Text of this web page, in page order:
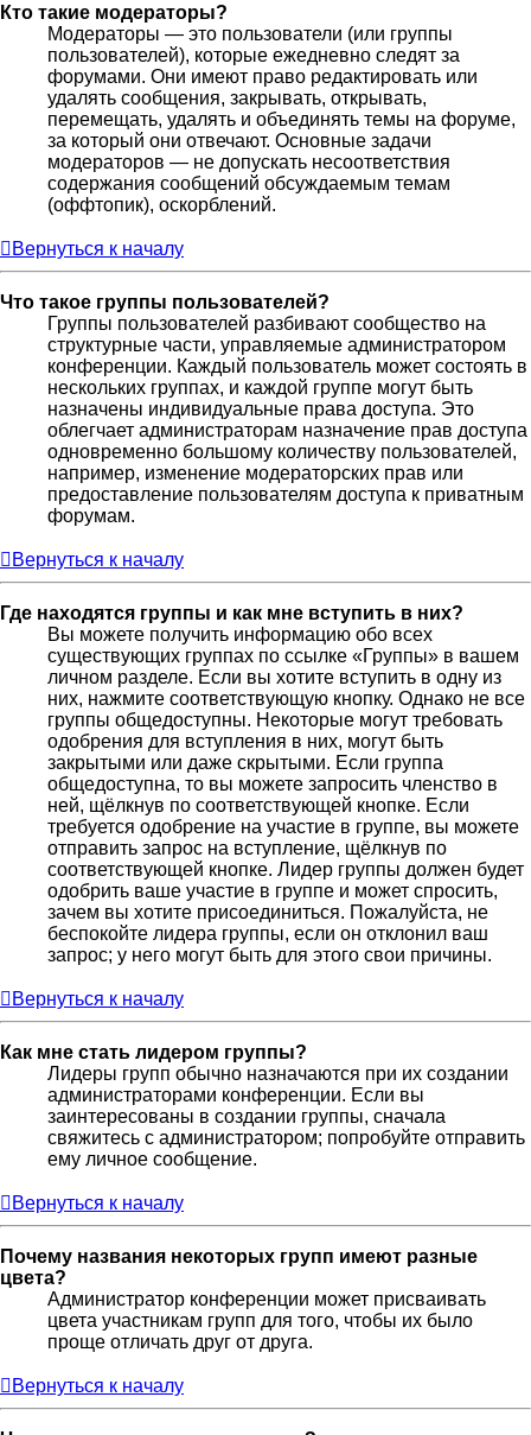
Кто такие модераторы?
Модераторы — это пользователи (или группы
пользователей), которые ежедневно следят за
форумами. Они имеют право редактировать или
удалять сообщения, закрывать, открывать,
перемещать, удалять и объединять темы на форуме,
за который они отвечают. Основные задачи
модераторов — не допускать несоответствия
содержания сообщений обсуждаемым темам
(оффтопик), оскорблений.
Вернуться к началу
Что такое группы пользователей?
Группы пользователей разбивают сообщество на
структурные части, управляемые администратором
конференции. Каждый пользователь может состоять в
нескольких группах, и каждой группе могут быть
назначены индивидуальные права доступа. Это
облегчает администраторам назначение прав доступа
одновременно большому количеству пользователей,
например, изменение модераторских прав или
предоставление пользователям доступа к приватным
форумам.
Вернуться к началу
Где находятся группы и как мне вступить в них?
Вы можете получить информацию обо всех
существующих группах по ссылке «Группы» в вашем
личном разделе. Если вы хотите вступить в одну из
них, нажмите соответствующую кнопку. Однако не все
группы общедоступны. Некоторые могут требовать
одобрения для вступления в них, могут быть
закрытыми или даже скрытыми. Если группа
общедоступна, то вы можете запросить членство в
ней, щёлкнув по соответствующей кнопке. Если
требуется одобрение на участие в группе, вы можете
отправить запрос на вступление, щёлкнув по
соответствующей кнопке. Лидер группы должен будет
одобрить ваше участие в группе и может спросить,
зачем вы хотите присоединиться. Пожалуйста, не
беспокойте лидера группы, если он отклонил ваш
запрос; у него могут быть для этого свои причины.
Вернуться к началу
Как мне стать лидером группы?
Лидеры групп обычно назначаются при их создании
администраторами конференции. Если вы
заинтересованы в создании группы, сначала
свяжитесь с администратором; попробуйте отправить
ему личное сообщение.
Вернуться к началу
Почему названия некоторых групп имеют разные
цвета?
Администратор конференции может присваивать
цвета участникам групп для того, чтобы их было
проще отличать друг от друга.
Вернуться к началу